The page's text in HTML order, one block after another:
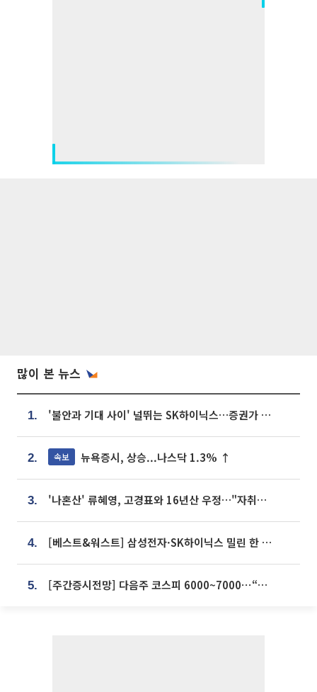
많이 본 뉴스
1. '불안과 기대 사이' 널뛰는 SK하이닉스…증권가 "HBM4·LTA 기반 펀터멘털 견고"
2. 속보 뉴욕증시, 상승...나스닥 1.3% ↑
3. '나혼산' 류혜영, 고경표와 16년산 우정…"자취방서 부모님과 마주쳐"
4. [베스트&워스트] 삼성전자·SK하이닉스 밀린 한 주…상상인증권은 85% 급등
5. [주간증시전망] 다음주 코스피 6000~7000⋯“外人 수급은 정책이 변수”